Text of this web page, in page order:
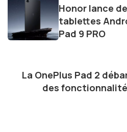
les consommateurs à
dans le paysage
évolution.
Honor lance
tablettes
Pad 9 PRO
La OnePlus Pad 2
des